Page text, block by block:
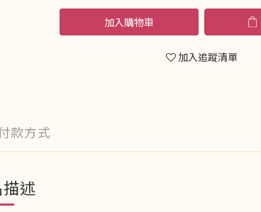
加入購物車
加入追蹤清單
款方式
述